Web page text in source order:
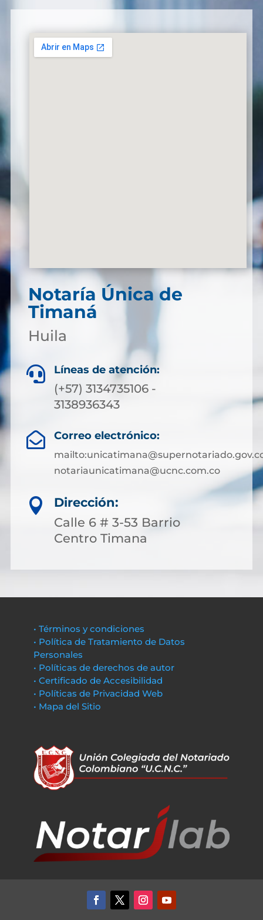
Notaría Única de
Timaná
Huila
 Líneas de atención:
(+57) 3134735106 -
3138936343
 Correo electrónico:
notariaunicatimana@ucnc.com.co

Dirección:
Calle 6 # 3-53 Barrio
Centro Timana
• Términos y condiciones
• Política de Tratamiento de Datos
Personales
• Políticas de derechos de autor
• Certificado de Accesibilidad
• Políticas de Privacidad Web
• Mapa del Sitio